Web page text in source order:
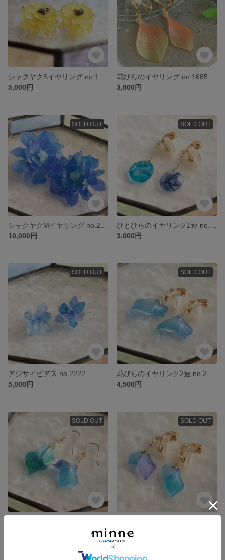
5,000円
花びらのイヤリング no.1685
3,800円
SOLD OUT
10,000円
SOLD OUT
3,000円
SOLD OUT
アジサイピアス no.2222
5,000円
SOLD OUT
4,500円
SOLD OUT SOLD OUT
4,500円